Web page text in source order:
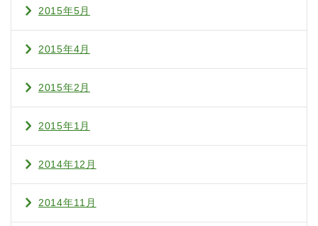
2015年5月
2015年4月
2015年2月
2015年1月
2014年12月
2014年11月